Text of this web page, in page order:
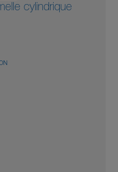
cylindrique